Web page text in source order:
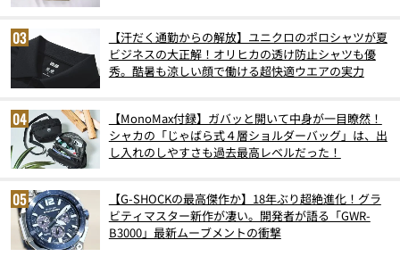
【汗だく通勤からの解放】ユニクロのポロシャツが夏
ビジネスの大正解！オリヒカの透け防止シャツも優
秀。酷暑も涼しい顔で働ける超快適ウエアの実力
【MonoMax付録】ガバッと開いて中身が一目瞭然！
シャカの「じゃばら式４層ショルダーバッグ」は、出
し入れのしやすさも過去最高レベルだった！
【G-SHOCKの最高傑作か】18年ぶり超絶進化！グラ
ビティマスター新作が凄い。開発者が語る「GWR-
B3000」最新ムーブメントの衝撃